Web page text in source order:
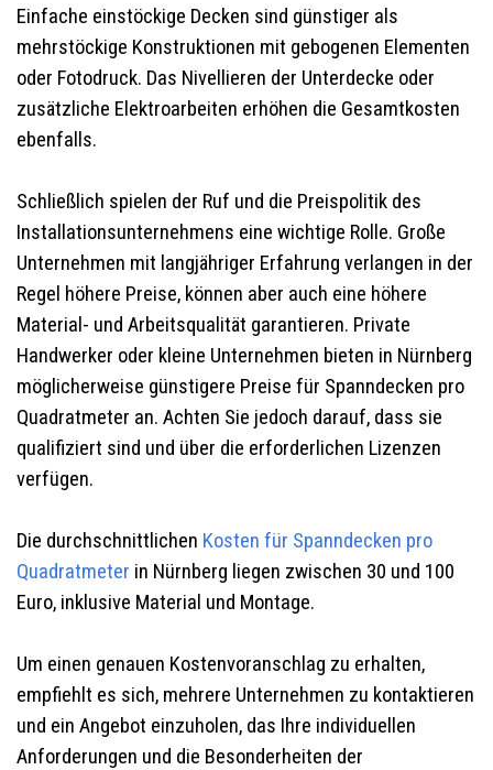
Einfache einstöckige Decken sind günstiger als
mehrstöckige Konstruktionen mit gebogenen Elementen
oder Fotodruck. Das Nivellieren der Unterdecke oder
zusätzliche Elektroarbeiten erhöhen die Gesamtkosten
ebenfalls.
Schließlich spielen der Ruf und die Preispolitik des
Installationsunternehmens eine wichtige Rolle. Große
Unternehmen mit langjähriger Erfahrung verlangen in der
Regel höhere Preise, können aber auch eine höhere
Material- und Arbeitsqualität garantieren. Private
Handwerker oder kleine Unternehmen bieten in Nürnberg
möglicherweise günstigere Preise für Spanndecken pro
Quadratmeter an. Achten Sie jedoch darauf, dass sie
qualifiziert sind und über die erforderlichen Lizenzen
verfügen.
Die durchschnittlichen Kosten für Spanndecken pro
Quadratmeter in Nürnberg liegen zwischen 30 und 100
Euro, inklusive Material und Montage.
Um einen genauen Kostenvoranschlag zu erhalten,
empfiehlt es sich, mehrere Unternehmen zu kontaktieren
und ein Angebot einzuholen, das Ihre individuellen
Anforderungen und die Besonderheiten der